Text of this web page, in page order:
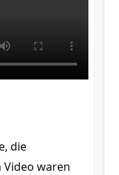
die
waren